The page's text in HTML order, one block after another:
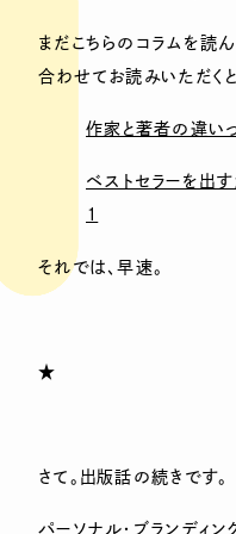
まだこちらのコラムを読
合わせてお読みいただく
作家と著者の違い
ベストセラーを出
１
それでは、早速。
★
さて。出版話の続きです。
パーソナル・ブランディン